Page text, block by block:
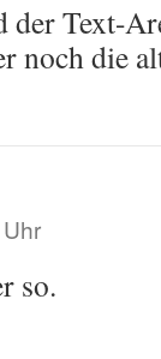
Text-
noch die
so.